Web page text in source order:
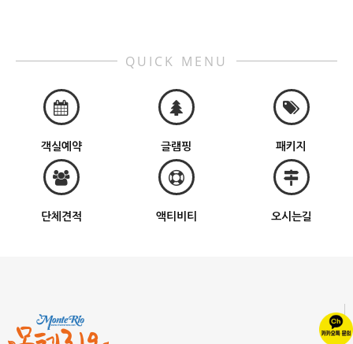
QUICK MENU
객실예약 글램핑 패키지
단체견적 액티비티 오시는길